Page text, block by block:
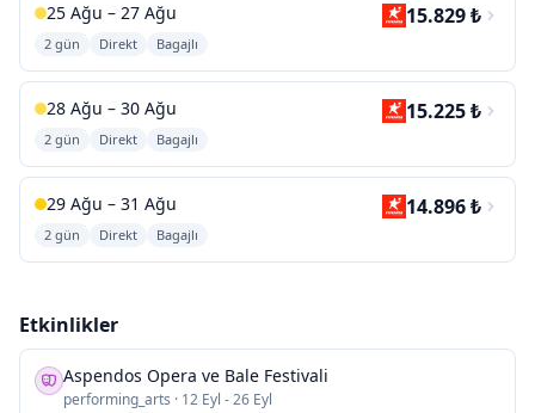
25 Ağu – 27 Ağu
2 gün Direkt Bagajlı
15.829 ₺
28 Ağu – 30 Ağu
2 gün Direkt Bagajlı
15.225 ₺
29 Ağu – 31 Ağu
2 gün Direkt Bagajlı
14.896 ₺
Etkinlikler
Aspendos Opera ve Bale Festivali
performing_arts · 12 Eyl - 26 Eyl